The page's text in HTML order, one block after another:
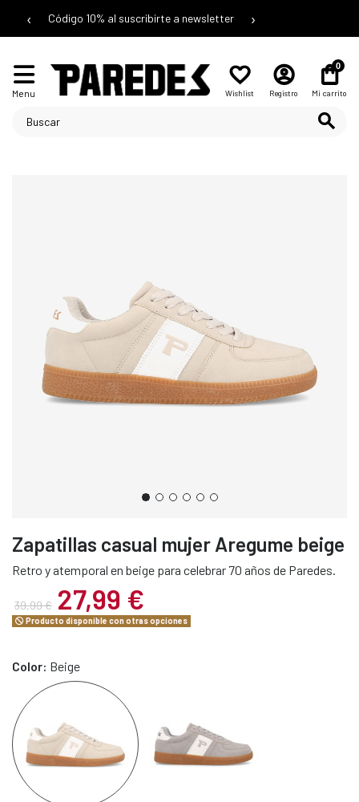
‹ Código 10% al suscribirte a newsletter ›
Menu Wishlist Registro
0
Mi carrito
Zapatillas casual mujer Aregume beige
Retro y atemporal en beige para celebrar 70 años de Paredes.
39,99 € 27,99 €
Producto disponible con otras opciones
Color: Beige